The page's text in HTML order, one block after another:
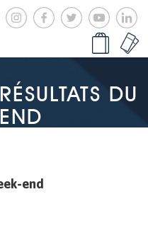
DU
end